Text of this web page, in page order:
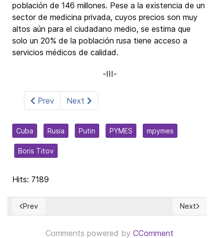
población de 146 millones. Pese a la existencia de un
sector de medicina privada, cuyos precios son muy
altos aún para el ciudadano medio, se estima que
solo un 20% de la población rusa tiene acceso a
servicios médicos de calidad.
-III-
Prev Next
Cuba Rusia Putin PYMES mpymes
Boris Titov
Hits: 7189
Previous article: DÍAZ-CANEL – 'Un mal gobernante en toda
Prev Next
Next
Comments powered by CComment